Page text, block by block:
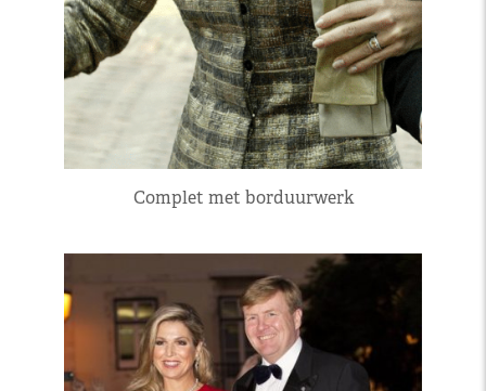
Complet met borduurwerk